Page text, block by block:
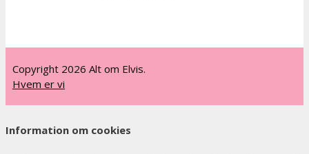
Copyright 2026 Alt om Elvis.
Hvem er vi
Information om cookies